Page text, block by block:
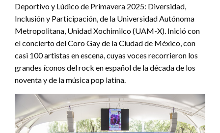
Deportivo y Lúdico de Primavera 2025: Diversidad,
Inclusión y Participación, de la Universidad Autónoma
Metropolitana, Unidad Xochimilco (UAM-X). Inició con
el concierto del Coro Gay de la Ciudad de México, con
casi 100 artistas en escena, cuyas voces recorrieron los
grandes íconos del rock en español de la década de los
noventa y de la música pop latina.